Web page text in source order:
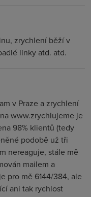
zrychlení běží v
linky atd. atd.
v Praze a zrychlení
www.zrychlujeme je
98% klientů (tedy
podobě už tři
nereaguje, stále mě
mailem a
pro mě 6144/384, ale
ani tak rychlost